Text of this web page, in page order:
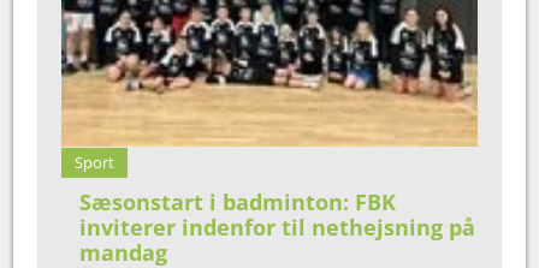
Sport
Sæsonstart i badminton: FBK
inviterer indenfor til nethejsning på
mandag